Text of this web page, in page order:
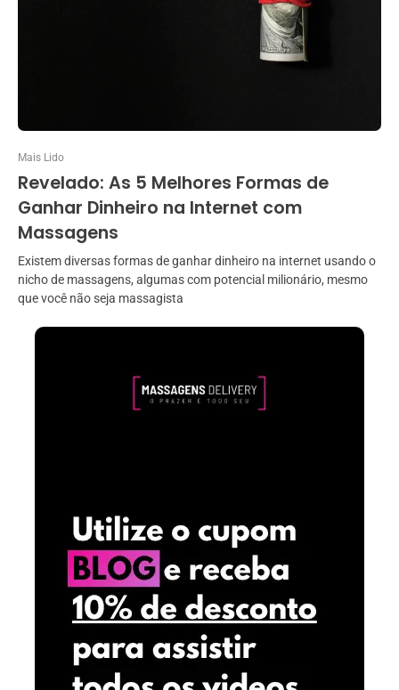
Mais Lido
Revelado: As 5 Melhores Formas de
Ganhar Dinheiro na Internet com
Massagens
Existem diversas formas de ganhar dinheiro na internet usando o
nicho de massagens, algumas com potencial milionário, mesmo
que você não seja massagista